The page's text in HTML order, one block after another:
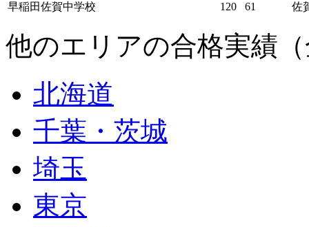
早稲田佐賀中学校
120 61 佐
他のエリアの合格実績
北海道
千葉・茨城
埼玉
東京